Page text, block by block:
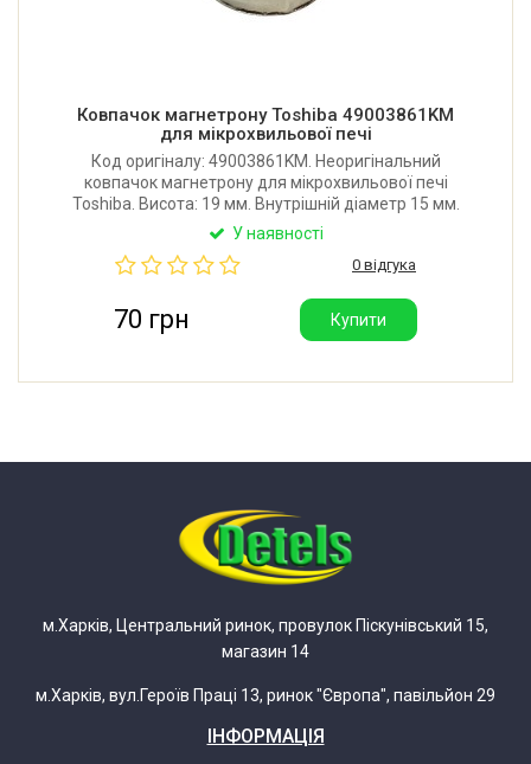
Ковпачок магнетрону Toshiba 49003861KM
для мікрохвильової печі
Код оригіналу: 49003861KM. Неоригінальний
ковпачок магнетрону для мікрохвильової печі
Toshiba. Висота: 19 мм. Внутрішній діаметр 15 мм.
У наявності
0 відгука
70 грн Купити
м.Харків, Центральний ринок, провулок Піскунівський 15,
магазин 14
м.Харків, вул.Героїв Праці 13, ринок "Європа", павільйон 29
ІНФОРМАЦІЯ